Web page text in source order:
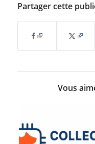
Partager cette
Vous